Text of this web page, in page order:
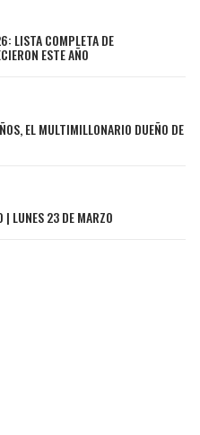
LISTA COMPLETA DE
ESTE AÑO
EL MULTIMILLONARIO DUEÑO DE
| LUNES 23 DE MARZO